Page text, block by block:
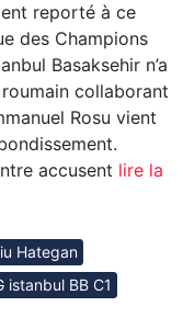
reporté à ce
des Champions
Basaksehir n’a
collaborant
Rosu vient
accusent lire la
Hategan
istanbul BB C1